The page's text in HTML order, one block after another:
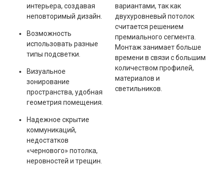
интерьера, создавая
неповторимый дизайн.
Возможность
использовать разные
типы подсветки.
Визуальное
зонирование
пространства, удобная
геометрия помещения.
Надежное скрытие
коммуникаций,
недостатков
«чернового» потолка,
неровностей и трещин.
вариантами, так как
двухуровневый потолок
считается решением
премиального сегмента.
Монтаж занимает больше
времени в связи с большим
количеством профилей,
материалов и
светильников.